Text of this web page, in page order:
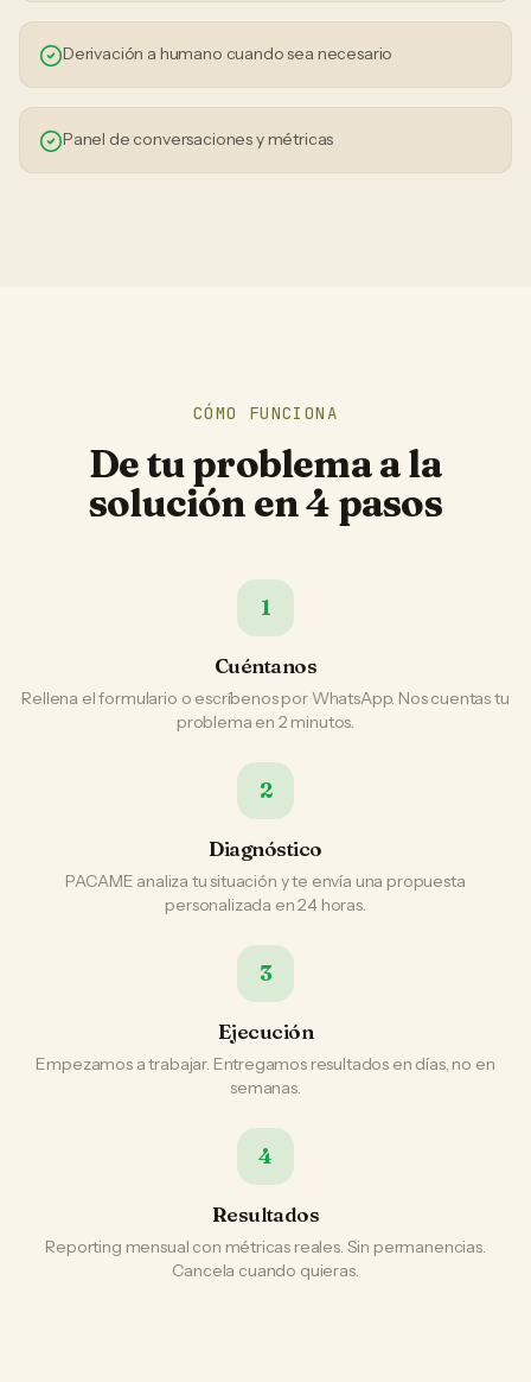
Derivación a humano cuando sea necesario
Panel de conversaciones y métricas
CÓMO FUNCIONA
De tu problema a la
solución en 4 pasos
1
Cuéntanos
Rellena el formulario o escríbenos por WhatsApp. Nos cuentas tu
problema en 2 minutos.
2
Diagnóstico
PACAME analiza tu situación y te envía una propuesta
personalizada en 24 horas.
3
Ejecución
Empezamos a trabajar. Entregamos resultados en días, no en
semanas.
4
Resultados
Reporting mensual con métricas reales. Sin permanencias.
Cancela cuando quieras.